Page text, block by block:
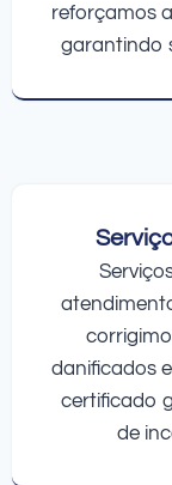
reforçamos
garantindo
danificados
certificado
de